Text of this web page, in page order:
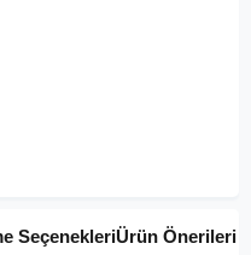
SeçenekleriÜrün Önerileri